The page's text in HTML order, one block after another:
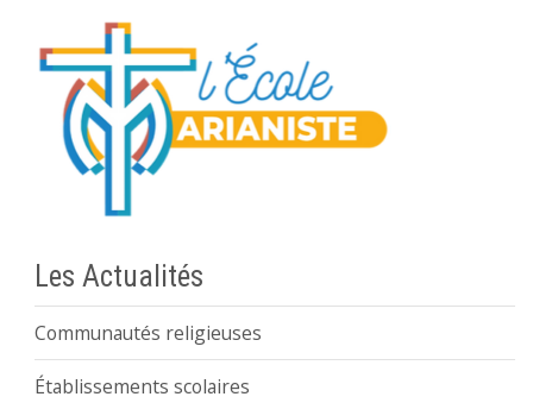
Les Actualités
Communautés religieuses
Établissements scolaires